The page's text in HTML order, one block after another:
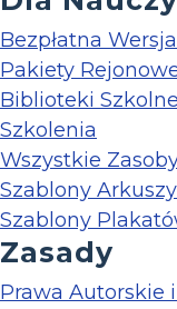
Bezpłatna
Pakiety
Biblioteki
Szkolenia
Wszystkie
Szablony
Szablony
Zasady
Prawa Autorskie